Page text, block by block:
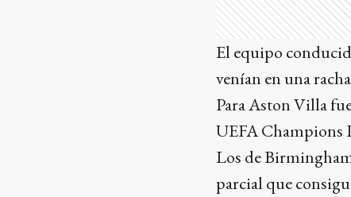
El equipo
venían en una
Para Aston Villa
UEFA Champions
Los de
parcial que